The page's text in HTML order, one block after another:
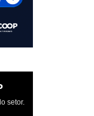
setor.